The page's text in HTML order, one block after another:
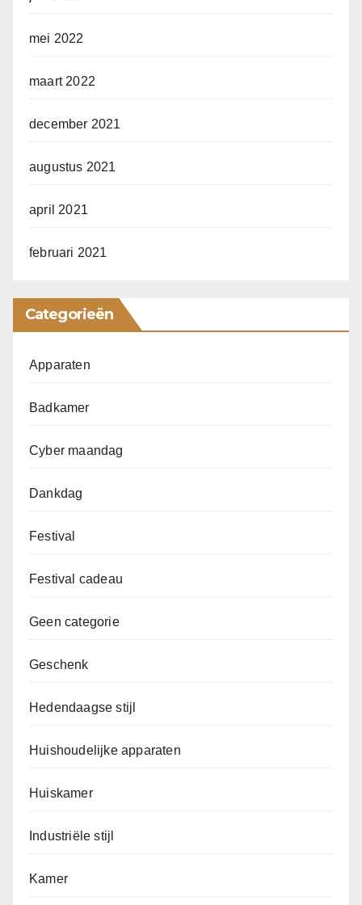
mei 2022
maart 2022
december 2021
augustus 2021
april 2021
februari 2021
Categorieën
Apparaten
Badkamer
Cyber maandag
Dankdag
Festival
Festival cadeau
Geen categorie
Geschenk
Hedendaagse stijl
Huishoudelijke apparaten
Huiskamer
Industriële stijl
Kamer